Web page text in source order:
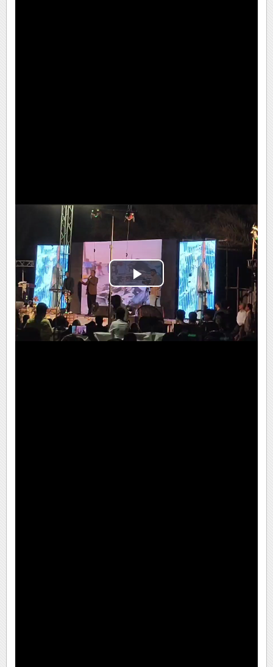
Play
Video